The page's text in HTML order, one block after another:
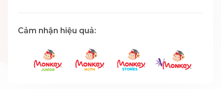
Cảm nhận hiệu quả: